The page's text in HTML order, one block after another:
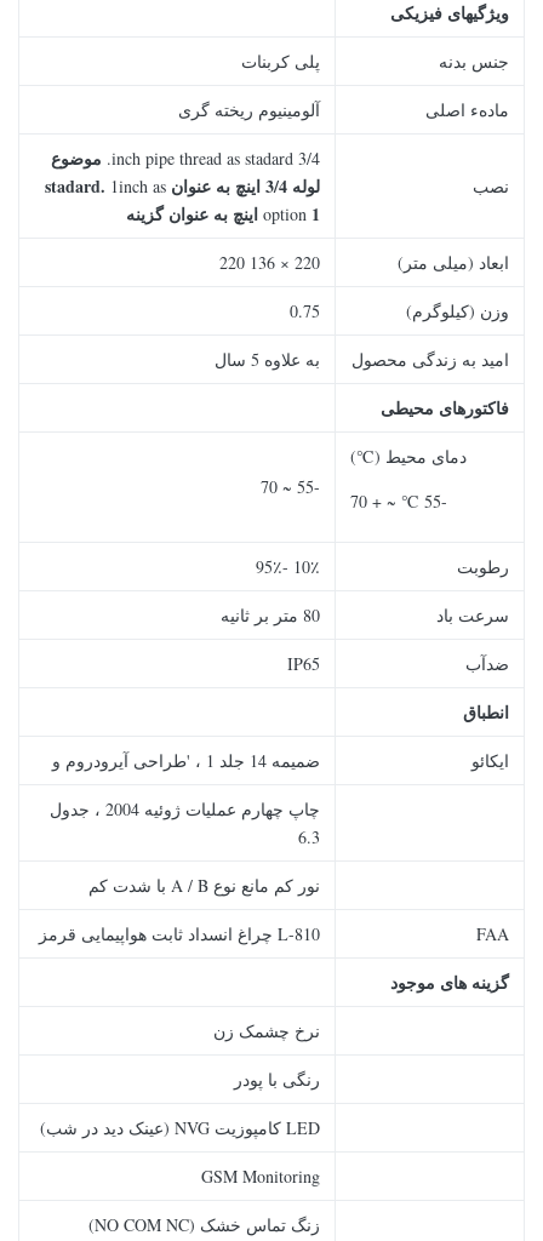
ویژگیهای فیزیکی
جنس بدنه پلی کربنات
مادهء اصلی آلومینیوم ریخته گری
نصب
3/4 inch pipe thread as stadard.
موضوع
لوله 3/4 اینچ به عنوان stadard.
1inch as
option 1 اینچ به عنوان گزینه
ابعاد (میلی متر) 220 × 136 220
وزن (کیلوگرم) 0.75
امید به زندگی محصول به علاوه 5 سال
فاکتورهای محیطی
دمای محیط (℃)
-55 ℃ ~ + 70
-55 ~ 70
رطوبت 10٪ -95٪
سرعت باد 80 متر بر ثانیه
ضدآب IP65
انطباق
ایکائو ضمیمه 14 جلد 1 ، 'طراحی آیرودروم و
چاپ چهارم عملیات ژوئیه 2004 ، جدول
6.3
نور کم مانع نوع A / B با شدت کم
FAA L-810 چراغ انسداد ثابت هواپیمایی قرمز
گزینه های موجود
نرخ چشمک زن
رنگی با پودر
LED کامپوزیت NVG (عینک دید در شب)
GSM Monitoring
زنگ تماس خشک (NO COM NC)